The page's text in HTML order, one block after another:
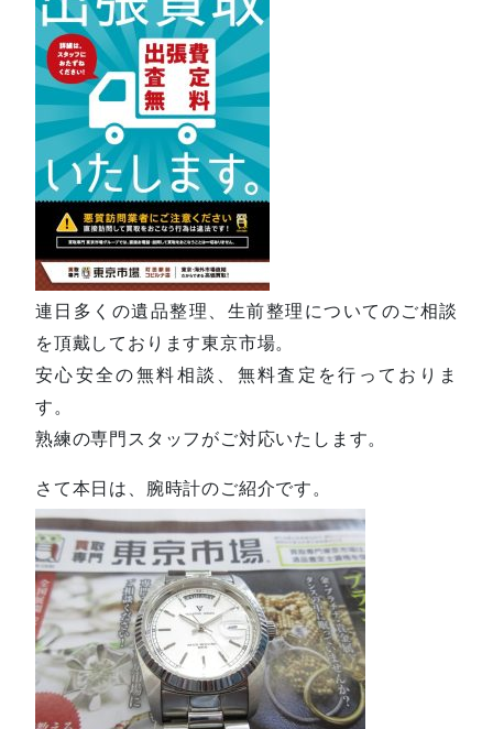
連日多くの遺品整理、生前整理についてのご相談
を頂戴しております東京市場。
安心安全の無料相談、無料査定を行っておりま
す。
熟練の専門スタッフがご対応いたします。
さて本日は、腕時計のご紹介です。